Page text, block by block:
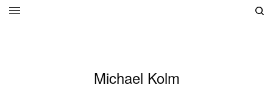
Michael Kolm